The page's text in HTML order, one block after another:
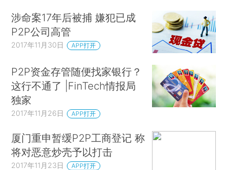
涉命案17年后被捕 嫌犯已成
P2P公司高管
2017年11月30日 APP打开
P2P资金存管随便找家银行？
这行不通了 |FinTech情报局
独家
2017年11月26日 APP打开
厦门重申暂缓P2P工商登记 称
将对恶意炒壳予以打击
2017年11月23日 APP打开